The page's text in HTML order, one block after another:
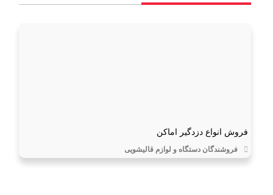
فروش انواع دزدگیر اماکن
فروشندگان دستگاه و لوازم قالیشویی